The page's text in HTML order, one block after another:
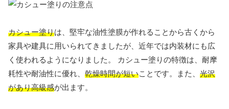
カシュー塗りは、堅牢な油性塗膜が作れることから古くから
家具や建具に用いられてきましたが、近年では内装材にも広
く使われるようになりました。 カシュー塗りの特徴は、耐摩
耗性や耐油性に優れ、 乾燥時間が短いことです。また、 光沢
があり高級感が出ます。